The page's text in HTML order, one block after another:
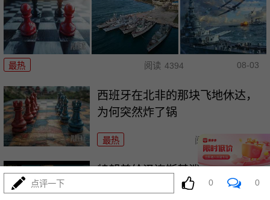
最热 阅读 4394 08-03
西班牙在北非的那块飞地休达，
为何突然炸了锅
最热 阅读 4009
特朗普给泽连斯基泼冷水，“爱国
点评一下 0 0